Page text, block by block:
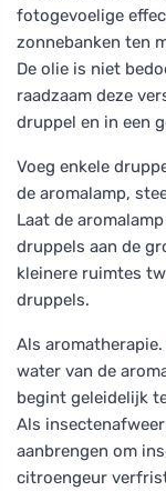
fotogevoelige
zonnebanken ten
De olie is niet
raadzaam deze
druppel en in een
Voeg enkele
de aromalamp,
Laat de
druppels aan de
kleinere ruimtes
druppels.
Als
water van de
begint geleidelijk
Als
aanbrengen om
citroengeur